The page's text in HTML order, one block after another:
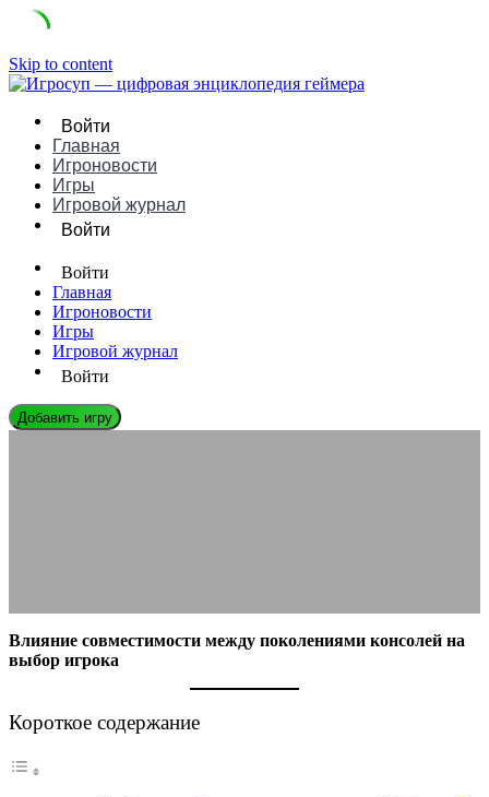
Skip to content
Войти
Главная
Игроновости
Игры
Игровой журнал
Войти
Войти
Главная
Игроновости
Игры
Игровой журнал
Войти
Добавить игру
Влияние совместимости между поколениями консолей на
выбор игрока
Короткое содержание